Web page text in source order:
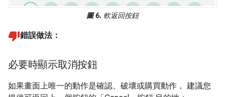
圖 6. 軟返回按鈕
錯誤做法：
必要時顯示取消按鈕
如果畫面上唯一的動作是確認、破壞或購買動作， 建議您